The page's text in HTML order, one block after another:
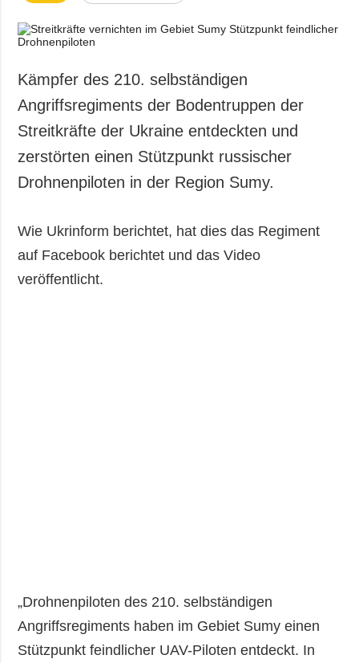
Kämpfer des 210. selbständigen
Angriffsregiments der Bodentruppen der
Streitkräfte der Ukraine entdeckten und
zerstörten einen Stützpunkt russischer
Drohnenpiloten in der Region Sumy.
Wie Ukrinform berichtet, hat dies das Regiment
auf Facebook berichtet und das Video
veröffentlicht.
„Drohnenpiloten des 210. selbständigen
Angriffsregiments haben im Gebiet Sumy einen
Stützpunkt feindlicher UAV-Piloten entdeckt. In